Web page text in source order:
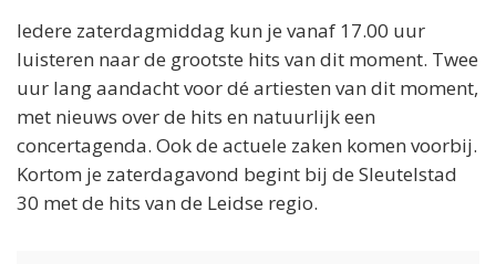
Iedere zaterdagmiddag kun je vanaf 17.00 uur
luisteren naar de grootste hits van dit moment. Twee
uur lang aandacht voor dé artiesten van dit moment,
met nieuws over de hits en natuurlijk een
concertagenda. Ook de actuele zaken komen voorbij.
Kortom je zaterdagavond begint bij de Sleutelstad
30 met de hits van de Leidse regio.